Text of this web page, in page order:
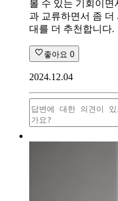
볼 수 있는 기회이
과 교류하면서 좀 더
대를 더 추천합니다.
좋아요 0
2024.12.04